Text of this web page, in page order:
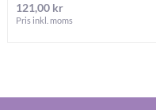
121,00 kr
Pris inkl. moms